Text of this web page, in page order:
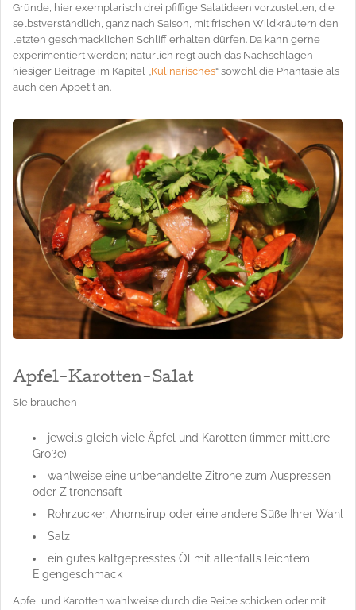
Gründe, hier exemplarisch drei pfiffige Salatideen vorzustellen, die
selbstverständlich, ganz nach Saison, mit frischen Wildkräutern den
letzten geschmacklichen Schliff erhalten dürfen. Da kann gerne
experimentiert werden; natürlich regt auch das Nachschlagen
hiesiger Beiträge im Kapitel „Kulinarisches“ sowohl die Phantasie als
auch den Appetit an.
Apfel-Karotten-Salat
Sie brauchen
jeweils gleich viele Äpfel und Karotten (immer mittlere
Größe)
wahlweise eine unbehandelte Zitrone zum Auspressen
oder Zitronensaft
Rohrzucker, Ahornsirup oder eine andere Süße Ihrer Wahl
Salz
ein gutes kaltgepresstes Öl mit allenfalls leichtem
Eigengeschmack
Äpfel und Karotten wahlweise durch die Reibe schicken oder mit